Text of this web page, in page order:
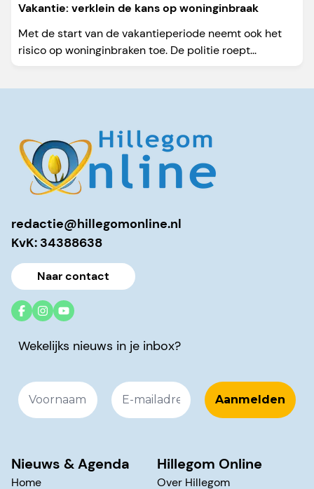
Vakantie: verklein de kans op woninginbraak
Met de start van de vakantieperiode neemt ook het
risico op woninginbraken toe. De politie roept...
redactie@hillegomonline.nl
KvK: 34388638
Naar contact
Wekelijks nieuws in je inbox?
Nieuws & Agenda
Home
Hillegom Online
Over Hillegom